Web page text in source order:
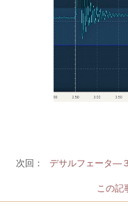
次回： デサルフェータ―
この記